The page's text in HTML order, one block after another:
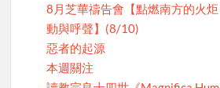
8月芝華禱告會【點燃南方的火
動與呼聲】(8/10)
惡者的起源
本週關注